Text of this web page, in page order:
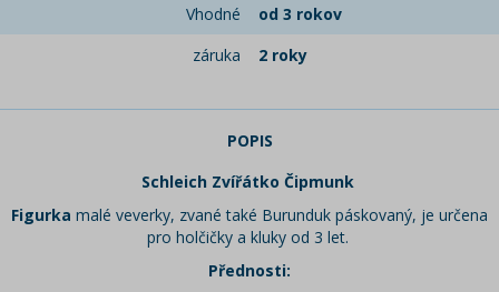
Vhodné
od 3 rokov
záruka
2 roky
POPIS
Schleich Zvířátko Čipmunk
Figurka malé veverky, zvané také Burunduk páskovaný, je určena
pro holčičky a kluky od 3 let.
Přednosti: